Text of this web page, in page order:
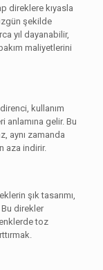
direklere kıyasla
şekilde
yıl dayanabilir,
maliyetlerini
kullanım
anlamına gelir. Bu
aynı zamanda
aza indirir.
şık tasarımı,
direkler
toz